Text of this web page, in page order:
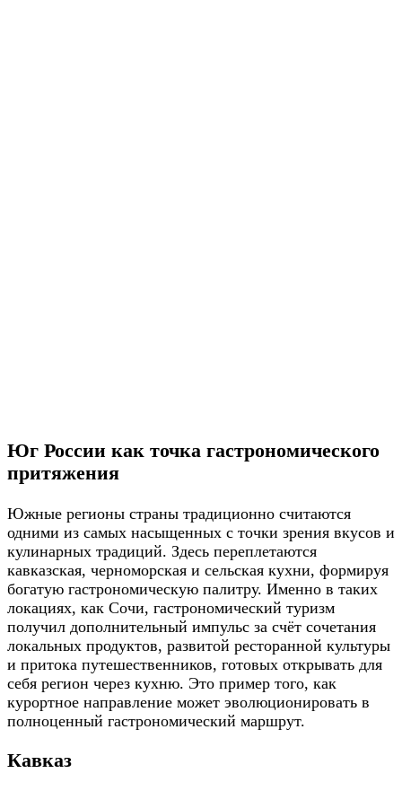
Юг России как точка гастрономического
притяжения
Южные регионы страны традиционно считаются
одними из самых насыщенных с точки зрения вкусов и
кулинарных традиций. Здесь переплетаются
кавказская, черноморская и сельская кухни, формируя
богатую гастрономическую палитру. Именно в таких
локациях, как Сочи, гастрономический туризм
получил дополнительный импульс за счёт сочетания
локальных продуктов, развитой ресторанной культуры
и притока путешественников, готовых открывать для
себя регион через кухню. Это пример того, как
курортное направление может эволюционировать в
полноценный гастрономический маршрут.
Кавказ